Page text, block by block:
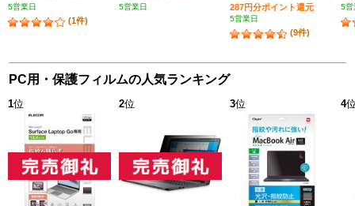
5営業日
(1件)
5営業日
287円分ポイント還元
5営業日
(9件)
5営
PC用・保護フィルムの人気ランキング
1位 2位 3位 4